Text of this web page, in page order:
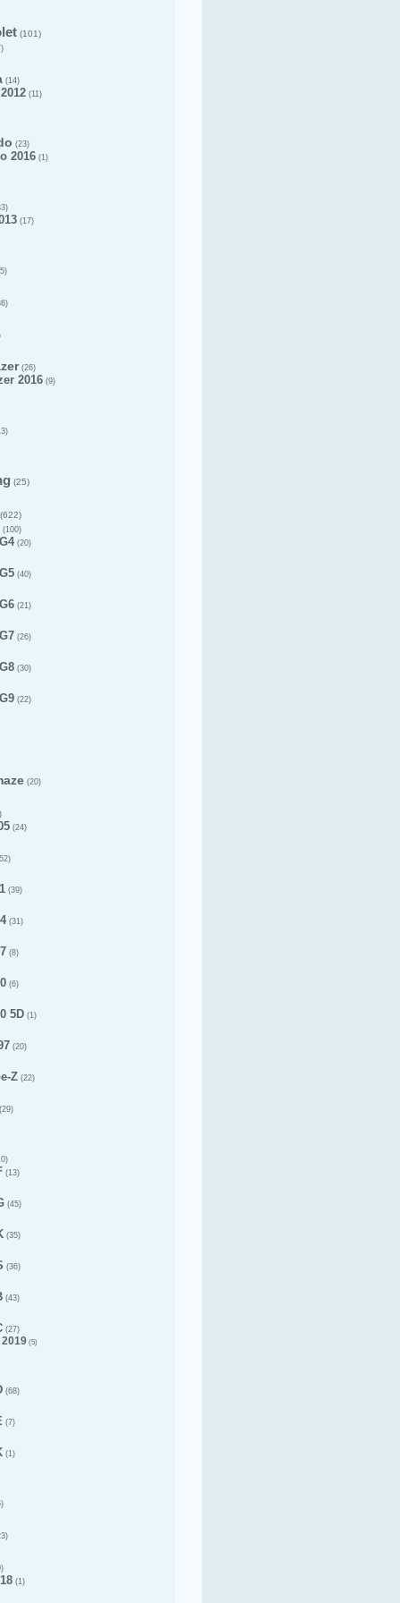
(101)
(14)
(11)
(23)
2016 (1)
(17)
(26)
2016 (9)
(25)
(622)
(100)
(20)
(40)
(21)
(26)
(30)
(22)
(20)
(24)
(39)
(31)
(8)
(6)
5D (1)
(20)
Z (22)
(29)
(13)
(45)
(35)
(36)
(43)
(27)
(5)
(68)
(7)
(1)
(1)